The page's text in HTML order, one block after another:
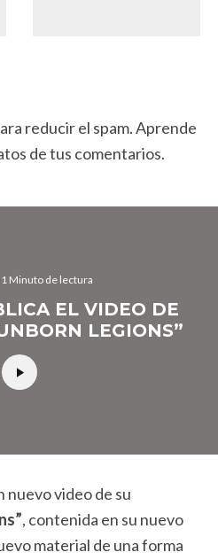
reducir el spam.Aprende
de tus comentarios.
1 Minuto de lectura
EL VIDEO DE
LEGIONS”
nuevo video de su
, contenida en su nuevo
material de una forma